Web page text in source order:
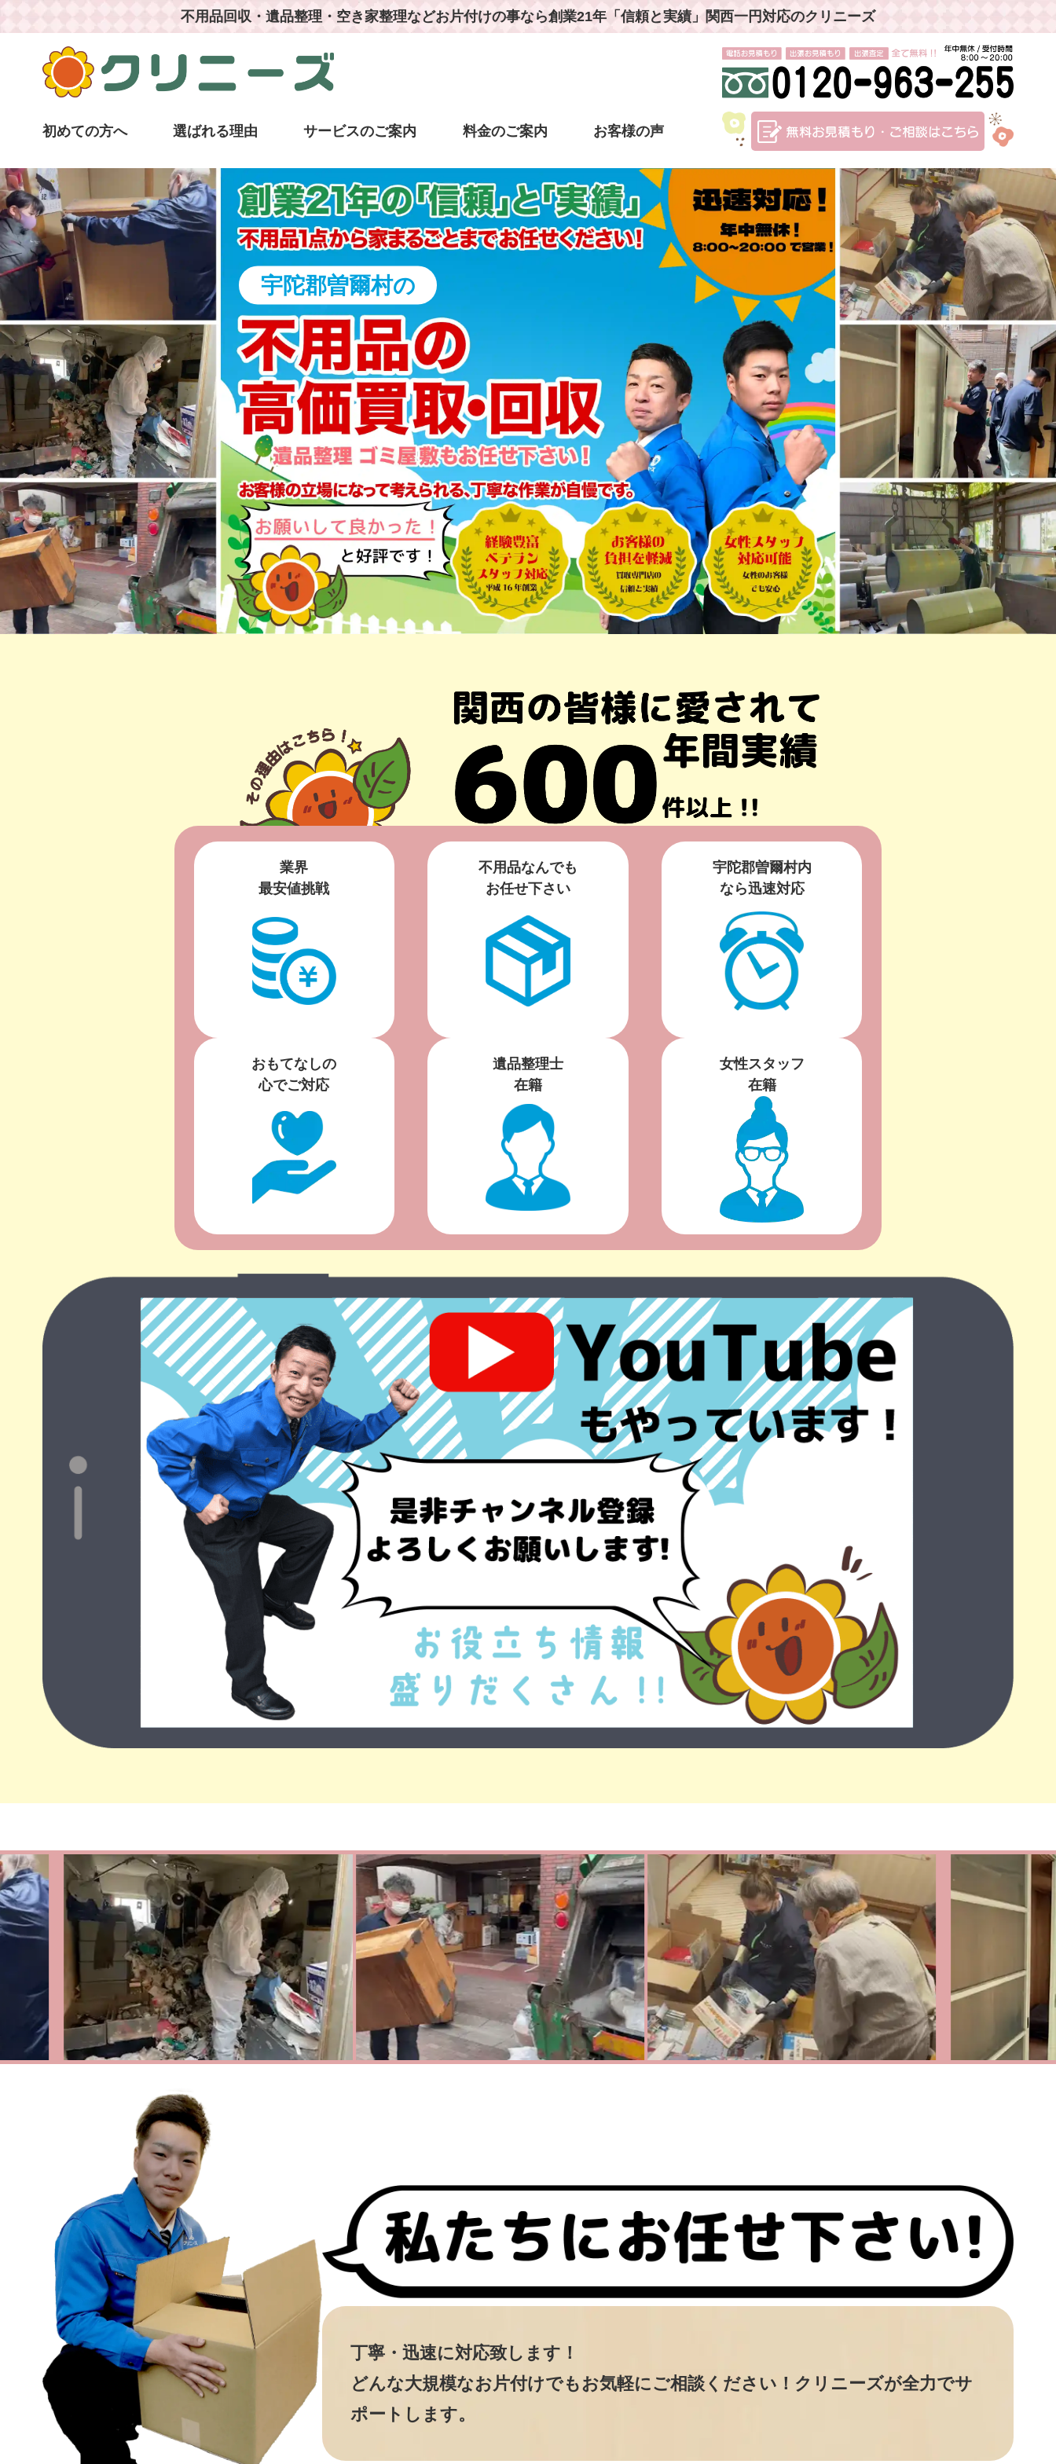
不用品回収・遺品整理・空き家整理などお片付けの事なら創業21年「信頼と実績」関西一円対応のクリニーズ
初めての方へ 選ばれる理由 サービスのご案内 料金のご案内 お客様の声
宇陀郡曽爾村の
業界
最安値挑戦
不用品なんでも
お任せ下さい
宇陀郡曽爾村内
なら迅速対応
おもてなしの
心でご対応
遺品整理士
在籍
女性スタッフ
在籍
丁寧・迅速に対応致します！
どんな大規模なお片付けでもお気軽にご相談ください！クリニーズが全力でサ
ポートします。